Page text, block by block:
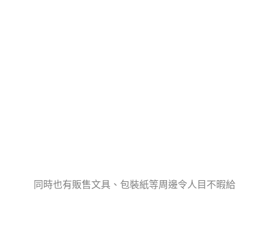
同時也有販售文具、包裝紙等周邊令人目不暇給